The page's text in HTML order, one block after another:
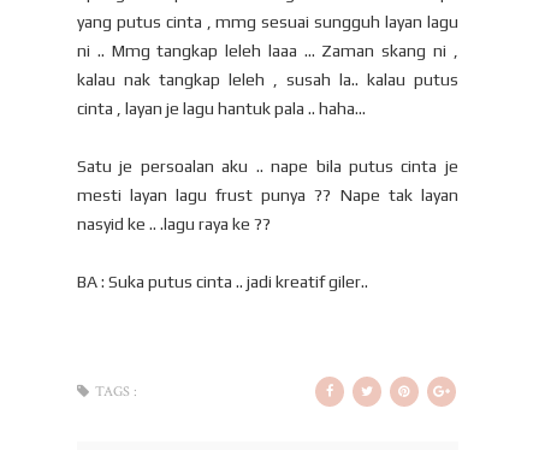
yang putus cinta , mmg sesuai sungguh layan lagu
ni .. Mmg tangkap leleh laaa ... Zaman skang ni ,
kalau nak tangkap leleh , susah la.. kalau putus
cinta , layan je lagu hantuk pala .. haha...
Satu je persoalan aku .. nape bila putus cinta je
mesti layan lagu frust punya ?? Nape tak layan
nasyid ke .. .lagu raya ke ??
BA : Suka putus cinta .. jadi kreatif giler..
TAGS :